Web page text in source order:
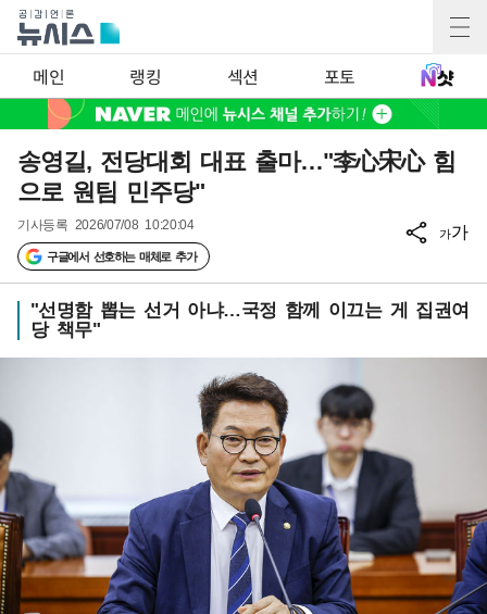
메인 랭킹 섹션 포토
송영길, 전당대회 대표 출마…"李心宋心 힘
으로 원팀 민주당"
기사등록 2026/07/08 10:20:04
구글에서 선호하는 매체로 추가
가가
"선명함 뽑는 선거 아냐…국정 함께 이끄는 게 집권여
당 책무"